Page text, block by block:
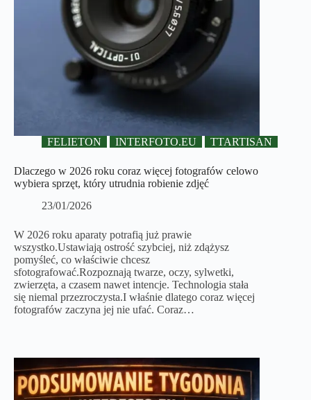
FELIETON INTERFOTO.EU TTARTISAN
Dlaczego w 2026 roku coraz więcej fotografów celowo
wybiera sprzęt, który utrudnia robienie zdjęć
23/01/2026
W 2026 roku aparaty potrafią już prawie
wszystko.Ustawiają ostrość szybciej, niż zdążysz
pomyśleć, co właściwie chcesz
sfotografować.Rozpoznają twarze, oczy, sylwetki,
zwierzęta, a czasem nawet intencje. Technologia stała
się niemal przezroczysta.I właśnie dlatego coraz więcej
fotografów zaczyna jej nie ufać. Coraz…